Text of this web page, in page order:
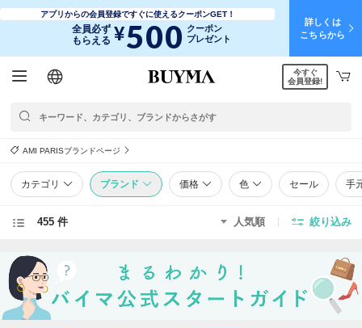
アプリからの会員登録ですぐに使えるクーポンGET！
全員必ず
もらえる ¥500 クーポン
プレゼント
詳しくは
こちらから
日本語
English
简体中文
繁體中文
今すぐ
会員登録!
AMI PARISブランドページ
カテゴリ ブランド 価格 色 セール 手
455 件 人気順 絞り込み